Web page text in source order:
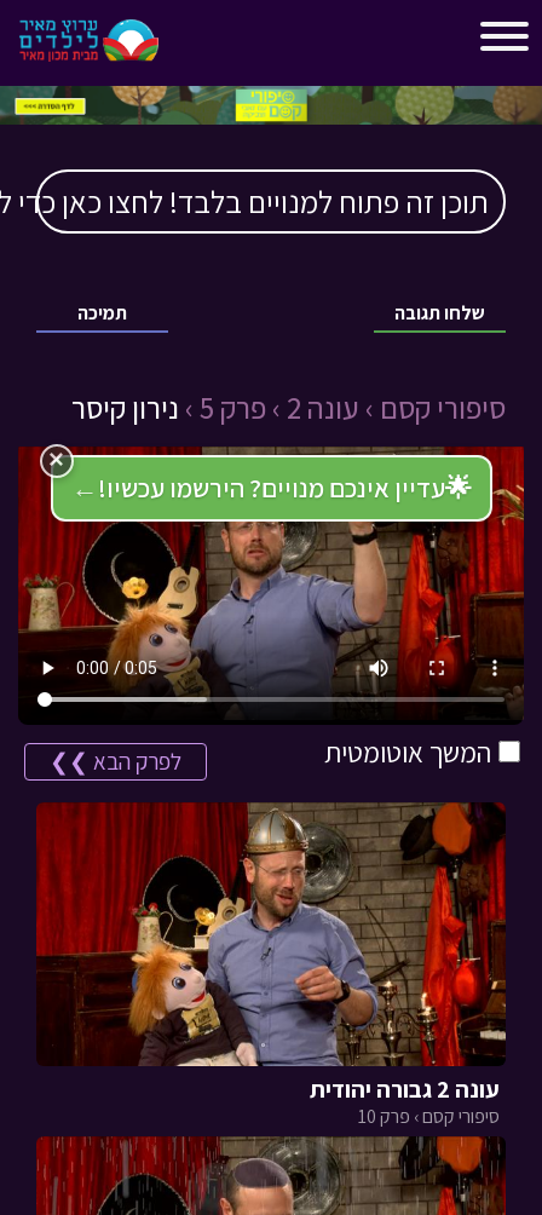
תוכן זה פתוח למנויים בלבד! לחצו כאן כדי
תמיכה שלחו תגובה
סיפורי קסם › עונה 2 › פרק 5 › נירון קיסר
🌟עדיין אינכם מנויים? הירשמו עכשיו! ←
×
המשך אוטומטית לפרק הבא ❯❯
עונה 2 גבורה יהודית
סיפורי קסם › פרק 10